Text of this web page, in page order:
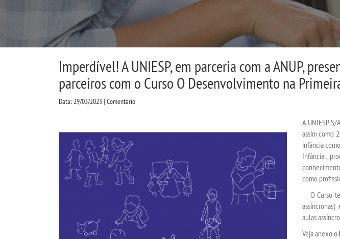
Imperdível! A UNIESP, em parceria com a ANUP,
parceiros com o Curso O Desenvolvimento na
Data: 29/03/2023 | Comentário
A UNIESP
assim como
infância
Infância,
como
O Curso
assíncronas)
aulas
Veja anexo o